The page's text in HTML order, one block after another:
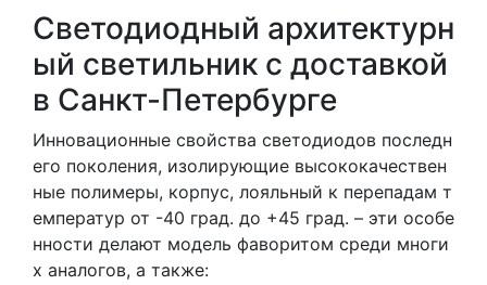
Светодиодный архитектурн
ый светильник с доставкой
в Санкт-Петербурге
Инновационные свойства светодиодов последн
его поколения, изолирующие высококачествен
ные полимеры, корпус, лояльный к перепадам т
емператур от -40 град. до +45 град. – эти особе
нности делают модель фаворитом среди многи
х аналогов, а также: